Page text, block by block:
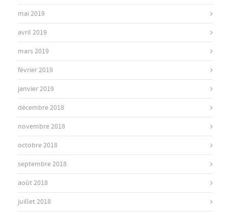
mai 2019
avril 2019
mars 2019
février 2019
janvier 2019
décembre 2018
novembre 2018
octobre 2018
septembre 2018
août 2018
juillet 2018